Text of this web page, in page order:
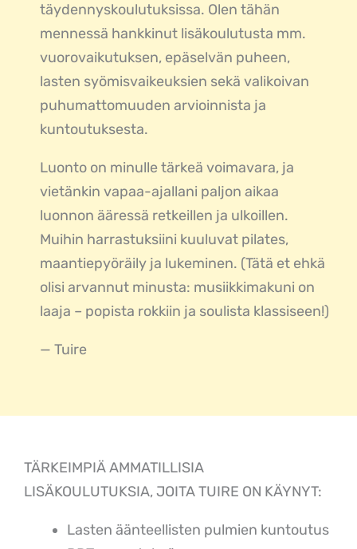
täydennyskoulutuksissa. Olen tähän
mennessä hankkinut lisäkoulutusta mm.
vuorovaikutuksen, epäselvän puheen,
lasten syömisvaikeuksien sekä valikoivan
puhumattomuuden arvioinnista ja
kuntoutuksesta.
Luonto on minulle tärkeä voimavara, ja
vietänkin vapaa-ajallani paljon aikaa
luonnon ääressä retkeillen ja ulkoillen.
Muihin harrastuksiini kuuluvat pilates,
maantiepyöräily ja lukeminen. (Tätä et ehkä
olisi arvannut minusta: musiikkimakuni on
laaja – popista rokkiin ja soulista klassiseen!)
— Tuire
TÄRKEIMPIÄ AMMATILLISIA
LISÄKOULUTUKSIA, JOITA TUIRE ON KÄYNYT:
Lasten äänteellisten pulmien kuntoutus